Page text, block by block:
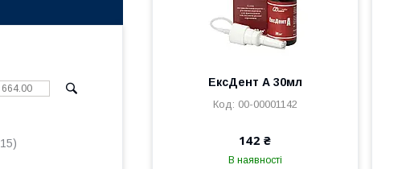
ЕксДент А 30мл
00-00001142
142 ₴
В наявності
15